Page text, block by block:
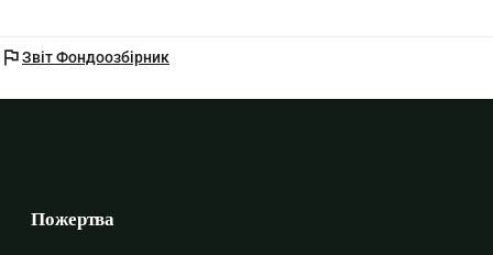
flagЗвіт Фондоозбірник
Пожертва